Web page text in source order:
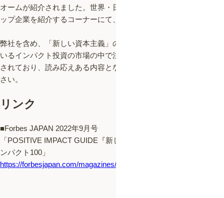
オームが紹介されました。世界・日本のインパクト・スタートア
ップ企業を紹介するコーナーにて、弊社が紹介されております。
弊社を含め、「新しい資本主義」の具体策として関心が高まって
いるインパクト投資の市場の中で注目されている企業が多数紹介
されており、読み応えある内容となっております。ぜひご覧くだ
さい。
リンク
■Forbes JAPAN 2022年9月号
「POSITIVE IMPACT GUIDE『新しい主役』が世界に実装する イ
ンパクト100」
https://forbesjapan.com/magazines/detail/140